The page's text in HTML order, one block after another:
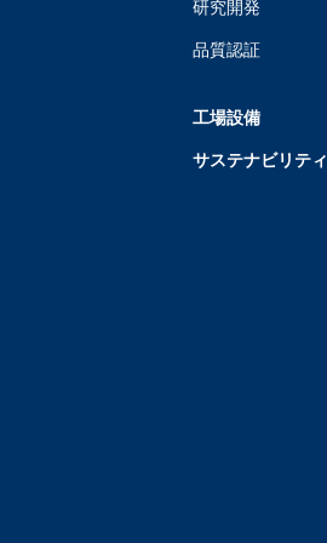
研究開発
品質認証
工場設備
サステナビリティ